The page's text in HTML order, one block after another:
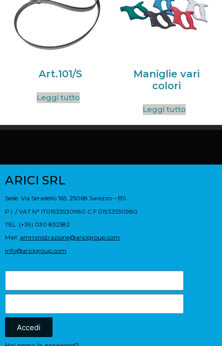
Art.101/S
Leggi tutto
Maniglie vari
colori
Leggi tutto
ARICI SRL
Sede: Via Seradello 165, 25068 Sarezzo – BS
P.I. / VAT N° IT01933530980 C.F 01933530980
TEL. (+39) 030 832582
Mail: amministrazione@aricigroup.com
info@aricigroup.com
Accedi